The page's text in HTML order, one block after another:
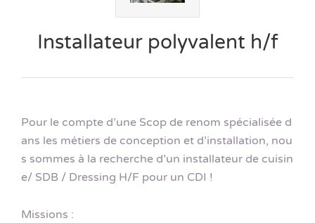
Installateur polyvalent h/f
Pour le compte d’une Scop de renom spécialisée d
ans les métiers de conception et d’installation, nou
s sommes à la recherche d’un installateur de cuisin
e/ SDB / Dressing H/F pour un CDI !
Missions :